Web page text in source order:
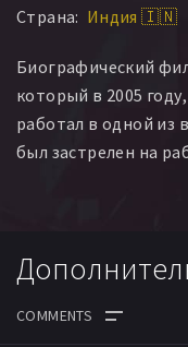
Страна: Индия 🇮🇳
Биографический
который в 2005
работал в одной из
был застрелен на